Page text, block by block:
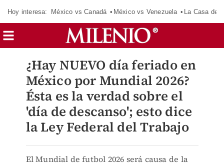
Hoy interesa: México vs Canadá México vs Venezuela La Casa de
¿Hay NUEVO día feriado en
México por Mundial 2026?
Ésta es la verdad sobre el
'día de descanso'; esto dice
la Ley Federal del Trabajo
El Mundial de futbol 2026 será causa de la